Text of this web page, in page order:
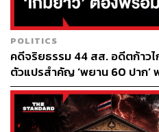
เพื่อรักษาสันติภาพ หวั่นกลายเ
ความขัดแย้งครั้งใหญ่ระหว่าง
ล่าสุดความพยายามที่จะร่วมมือ
รัฐบาลเซอร์เบียและคอซอวอ
ประเทศเบลเยียม ดูเหมือนจะ
เจรจานานหลายชั่วโมงไม่ได้ข้
POLITICS
คดีจริยธรรม 44 สส. อดีตก้าวไ
ตัวแปรสำคัญ ‘พยาน 60 ปาก’